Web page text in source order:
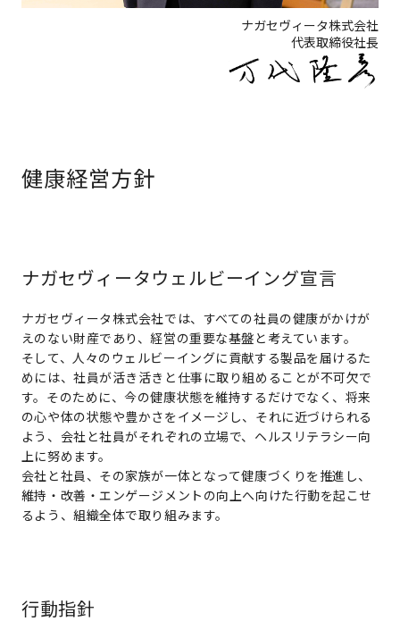
ナガセヴィータ株式会社
代表取締役社長
健康経営方針
ナガセヴィータウェルビーイング宣言
ナガセヴィータ株式会社では、すべての社員の健康がかけが
えのない財産であり、経営の重要な基盤と考えています。
そして、人々のウェルビーイングに貢献する製品を届けるた
めには、社員が活き活きと仕事に取り組めることが不可欠で
す。そのために、今の健康状態を維持するだけでなく、将来
の心や体の状態や豊かさをイメージし、それに近づけられる
よう、会社と社員がそれぞれの立場で、ヘルスリテラシー向
上に努めます。
会社と社員、その家族が一体となって健康づくりを推進し、
維持・改善・エンゲージメントの向上へ向けた行動を起こせ
るよう、組織全体で取り組みます。
行動指針